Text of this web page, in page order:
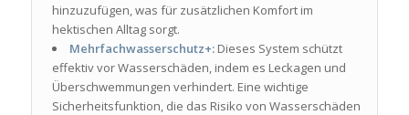
hinzuzufügen, was für zusätzlichen Komfort im
hektischen Alltag sorgt.
Mehrfachwasserschutz+:Dieses System schützt
effektiv vor Wasserschäden, indem es Leckagen und
Überschwemmungen verhindert. Eine wichtige
Sicherheitsfunktion, die das Risiko von Wasserschäden